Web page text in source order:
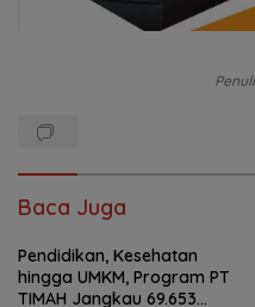
Baca Juga
Pendidikan, Kesehatan
hingga UMKM, Program PT
TIMAH Jangkau 69.653